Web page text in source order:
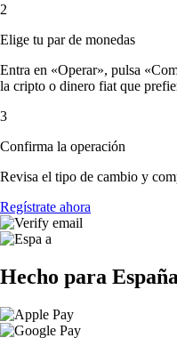
2
Elige tu par de monedas
Entra en «Operar», pulsa
la cripto o dinero fiat que
3
Confirma la operación
Revisa el tipo de cambio y
Regístrate ahora
Hecho para España